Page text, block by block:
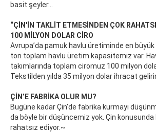
basit şeyler...
“ÇİN'İN TAKLİT ETMESİNDEN ÇOK
100 MİLYON DOLAR CİRO
Avrupa’da pamuk havlu üretiminde en
ton toplam havlu üretim kapasitemiz var.
takımlarında toplam ciromuz 100 milyon
Tekstilden yılda 35 milyon dolar ihracat
ÇİN’E FABRİKA OLUR MU?
Bugüne kadar Çin’de fabrika kurmayı
da böyle bir düşüncemiz yok. Çin
rahatsız ediyor.~